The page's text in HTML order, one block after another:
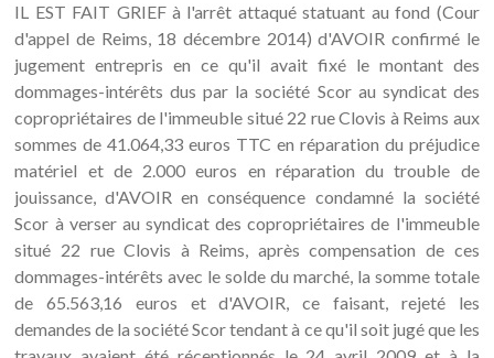
IL EST FAIT GRIEF à l'arrêt attaqué statuant au fond (Cour
d'appel de Reims, 18 décembre 2014) d'AVOIR confirmé le
jugement entrepris en ce qu'il avait fixé le montant des
dommages-intérêts dus par la société Scor au syndicat des
copropriétaires de l'immeuble situé 22 rue Clovis à Reims aux
sommes de 41.064,33 euros TTC en réparation du préjudice
matériel et de 2.000 euros en réparation du trouble de
jouissance, d'AVOIR en conséquence condamné la société
Scor à verser au syndicat des copropriétaires de l'immeuble
situé 22 rue Clovis à Reims, après compensation de ces
dommages-intérêts avec le solde du marché, la somme totale
de 65.563,16 euros et d'AVOIR, ce faisant, rejeté les
demandes de la société Scor tendant à ce qu'il soit jugé que les